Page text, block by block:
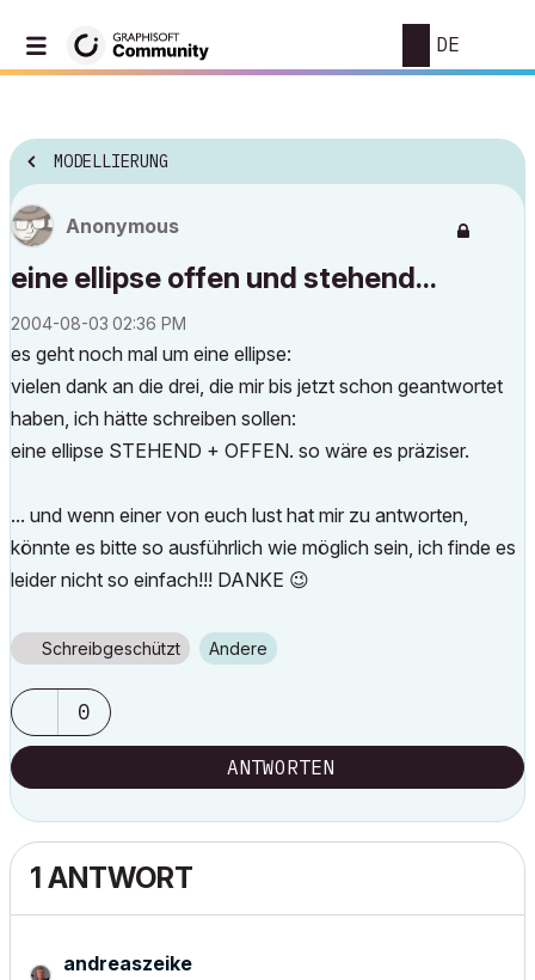
DE
MODELLIERUNG
Anonymous
eine ellipse offen und stehend...
‎2004-08-03 02:36 PM
es geht noch mal um eine ellipse:
vielen dank an die drei, die mir bis jetzt schon geantwortet
haben, ich hätte schreiben sollen:
eine ellipse STEHEND + OFFEN. so wäre es präziser.
... und wenn einer von euch lust hat mir zu antworten,
könnte es bitte so ausführlich wie möglich sein, ich finde es
leider nicht so einfach!!! DANKE 😉
Schreibgeschützt Andere
0
ANTWORTEN
1 ANTWORT
andreaszeike